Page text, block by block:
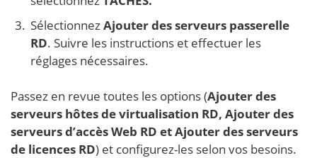
SélectionnezAjouter des serveurs passerelle
RD. Suivre les instructions et effectuer les
réglages nécessaires.
Passez en revue toutes les options (Ajouter des
serveurs hôtes de virtualisation RD, Ajouter des
serveurs d’accès Web RD etAjouter des serveurs
de licences RD) et configurez-les selon vos besoins.